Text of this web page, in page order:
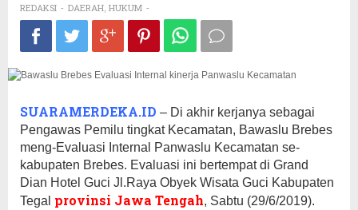
REDAKSI - DAERAH HUKUM -
SUARAMERDEKA.ID – Di akhir kerjanya sebagai
Pengawas Pemilu tingkat Kecamatan, Bawaslu Brebes
meng-Evaluasi Internal Panwaslu Kecamatan se-
kabupaten Brebes. Evaluasi ini bertempat di Grand
Dian Hotel Guci Jl.Raya Obyek Wisata Guci Kabupaten
Tegal provinsi Jawa Tengah, Sabtu (29/6/2019).